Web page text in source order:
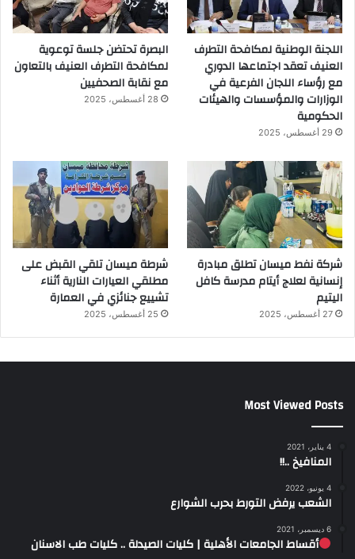
اللجنة الوطنية لمكافحة التطرف
العنيف تعقد اجتماعها الدوري
مع رؤساء اللجان الفرعية في
الوزارات والمؤسسات والهيئات
الحكومية
29 أغسطس، 2025
البصرة تحتضن جلسة توعوية
لمكافحة التطرف العنيف بالتعاون
مع نقابة الصحفيين
28 أغسطس، 2025
شركة نفط ميسان تطلق مبادرة
إنسانية لعلاج أيتام مدرسة كافل
اليتيم
27 أغسطس، 2025
شرطة ميسان تلقي القبض على
مطلقي العيارات النارية أثناء
تشييع جنائزي في العمارة
25 أغسطس، 2025
Most Viewed Posts
4 يناير، 2021
المنافيخ ..!!
4 يونيو، 2022
الشعب يرفض التورط بحرب الشوارع
6 ديسمبر، 2021
أقساط الجامعات الأهلية | كليات الصيدلة .. كليات طب الاسنان